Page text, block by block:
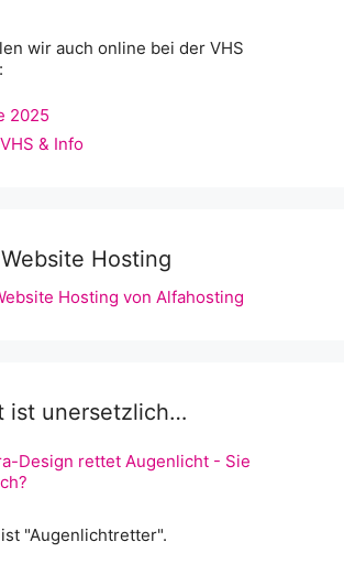
wir auch online bei der VHS
2025
& Info
Hosting
ist unersetzlich…
"Augenlichtretter".